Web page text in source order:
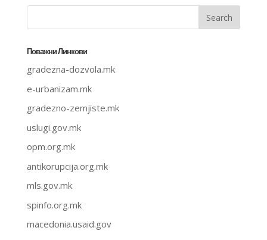
Поважни Линкови
gradezna-dozvola.mk
e-urbanizam.mk
gradezno-zemjiste.mk
uslugi.gov.mk
opm.org.mk
antikorupcija.org.mk
mls.gov.mk
spinfo.org.mk
macedonia.usaid.gov